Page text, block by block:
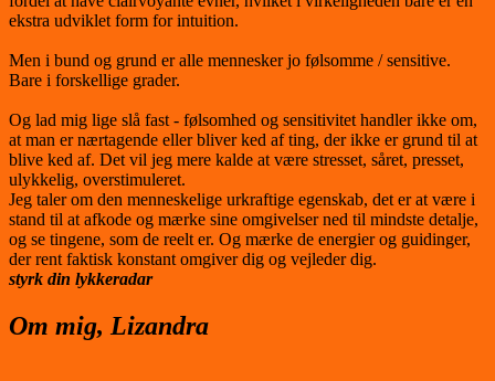
ekstra udviklet form for intuition.
Men i bund og grund er alle mennesker jo følsomme / sensitive.
Bare i forskellige grader.
Og lad mig lige slå fast - følsomhed og sensitivitet handler ikke om,
at man er nærtagende eller bliver ked af ting, der ikke er grund til at
blive ked af. Det vil jeg mere kalde at være stresset, såret, presset,
ulykkelig, overstimuleret.
Jeg taler om den menneskelige urkraftige egenskab, det er at være i
stand til at afkode og mærke sine omgivelser ned til mindste detalje,
og se tingene, som de reelt er. Og mærke de energier og guidinger,
der rent faktisk konstant omgiver dig og vejleder dig.
styrk din lykkeradar
Om mig, Lizandra